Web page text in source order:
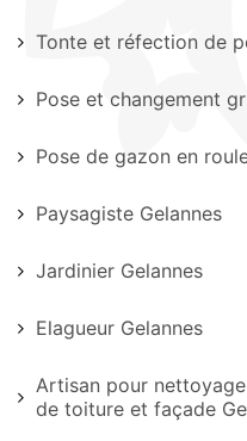
Tonte et réfection de
Pose et changement
Pose de gazon en
Paysagiste Gelannes
Jardinier Gelannes
Elagueur Gelannes
Artisan pour
de toiture et façade